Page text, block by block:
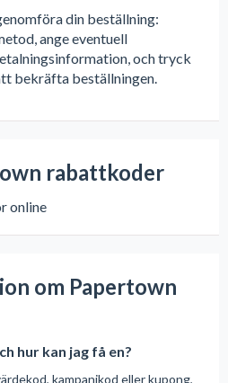
din beställning:
ange eventuell
och tryck
bekräfta beställningen.
rabattkoder
online
om Papertown
hur kan jag få en?
kampanjkod eller kupong,